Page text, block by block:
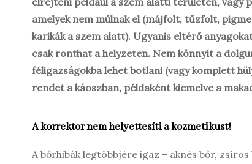
amelyek nem múlnak el (májfolt, tűzfolt,
karikák a szem alatt). Ugyanis eltérő
csak ronthat a helyzeten. Nem könnyít a
féligazságokba lehet botlani (vagy komplett
rendet a káoszban, példaként kiemelve a
A korrektor nem helyettesíti a kozmetikust!
A bőrhibák legtöbbjére igaz – aknés bőr,